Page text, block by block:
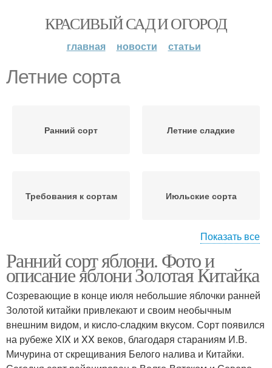
КРАСИВЫЙ САД И ОГОРОД
главная новости статьи
Летние сорта
Ранний сорт Летние сладкие
Требования к сортам Июльские сорта
Ранние сорта Средние сорта
Летние яблони Осенние сорта
Показать все
Ранний сорт яблони. Фото и
описание яблони Золотая Китайка
Созревающие в конце июля небольшие яблочки ранней
Золотой китайки привлекают и своим необычным
внешним видом, и кисло-сладким вкусом. Сорт появился
на рубеже XIX и XX веков, благодаря стараниям И.В.
Мичурина от скрещивания Белого налива и Китайки.